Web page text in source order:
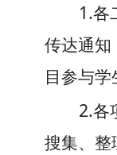
1.各
传达通知
目参与学
2.各
搜集、整